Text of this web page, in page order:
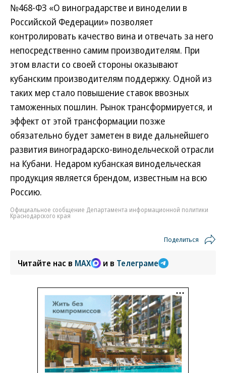
№468-ФЗ «О виноградарстве и виноделии в
Российской Федерации» позволяет
контролировать качество вина и отвечать за него
непосредственно самим производителям. При
этом власти со своей стороны оказывают
кубанским производителям поддержку. Одной из
таких мер стало повышение ставок ввозных
таможенных пошлин. Рынок трансформируется, и
эффект от этой трансформации позже
обязательно будет заметен в виде дальнейшего
развития виноградарско-винодельческой отрасли
на Кубани. Недаром кубанская винодельческая
продукция является брендом, известным на всю
Россию.
Официальное сообщение Департамента информационной политики
Краснодарского края
Поделиться
Читайте нас в MAX и в Телеграме